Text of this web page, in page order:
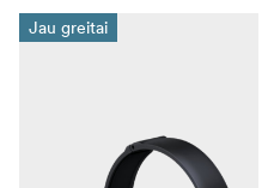
Jau greitai